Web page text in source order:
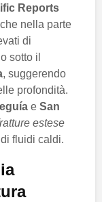
Reports
nella parte
di
sotto il
, suggerendo
profondità.
e San
estese
fluidi caldi.